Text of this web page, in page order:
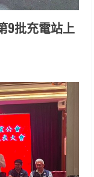
9批充電站上